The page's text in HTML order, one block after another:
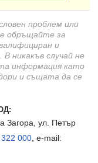
проблем или
обръщайте за
и
никакъв случай не
информация като
и същата да се
ул. Петър
000, e-mail: